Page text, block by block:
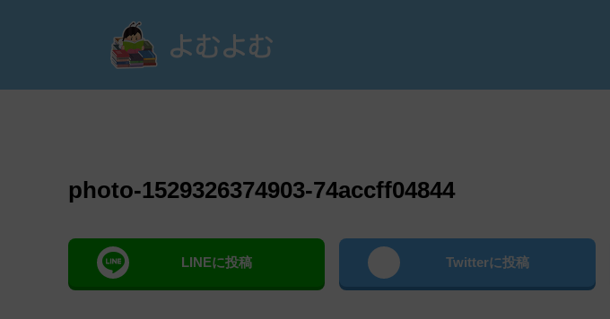
photo-1529326374903-74accff04844
LINEに投稿 Twitterに投稿